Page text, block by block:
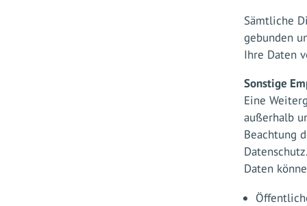
Sämtliche
gebunden
Ihre Daten
Sonstige
Eine
außerhalb
Beachtung
Daten